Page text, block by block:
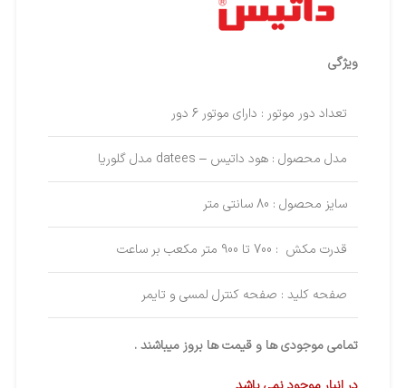
ویژگی
تعداد دور موتور : دارای موتور 6 دور
مدل محصول : هود داتیس – datees مدل گلوریا
سایز محصول : 80 سانتی متر
قدرت مکش : 700 تا 900 متر مکعب بر ساعت
صفحه کلید : صفحه کنترل لمسی و تایمر
تمامی موجودی ها و قیمت ها بروز میباشند .